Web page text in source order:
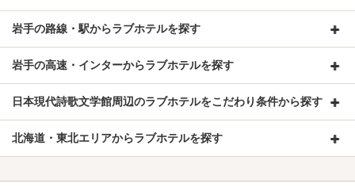
岩手の路線・駅からラブホテルを探す
岩手の高速・インターからラブホテルを探す
日本現代詩歌文学館周辺のラブホテルをこだわり条件から探す
北海道・東北エリアからラブホテルを探す